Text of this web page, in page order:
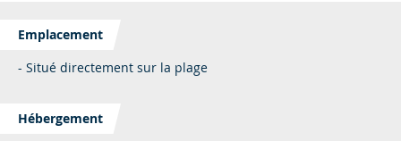
Emplacement
- Situé directement sur la plage
Hébergement